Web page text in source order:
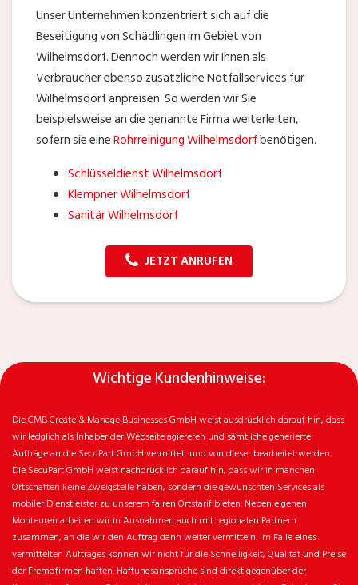
Unser Unternehmen konzentriert sich auf die
Beseitigung von Schädlingen im Gebiet von
Wilhelmsdorf. Dennoch werden wir Ihnen als
Verbraucher ebenso zusätzliche Notfallservices für
Wilhelmsdorf anpreisen. So werden wir Sie
beispielsweise an die genannte Firma weiterleiten,
sofern sie eineRohrreinigung Wilhelmsdorfbenötigen.
Schlüsseldienst Wilhelmsdorf
Klempner Wilhelmsdorf
Sanitär Wilhelmsdorf
JETZT ANRUFEN
Wichtige Kundenhinweise:
Die CMB Create & Manage Businesses GmbH weist ausdrücklich darauf hin, dass
wir ledglich als Inhaber der Webseite agiereren und sämtliche generierte
Aufträge an die SecuPart GmbH vermittelt und von dieser bearbeitet werden.
Die SecuPart GmbH weist nachdrücklich darauf hin, dass wir in manchen
Ortschaften keine Zweigstelle haben, sondern die gewünschten Services als
mobiler Dienstleister zu unserem fairen Ortstarif bieten. Neben eigenen
Monteuren arbeiten wir in Ausnahmen auch mit regionalen Partnern
zusammen, an die wir den Auftrag dann weiter vermitteln. Im Falle eines
vermittelten Auftrages können wir nicht für die Schnelligkeit, Qualität und Preise
der Fremdfirmen haften. Haftungsansprüche sind direkt gegenüber der